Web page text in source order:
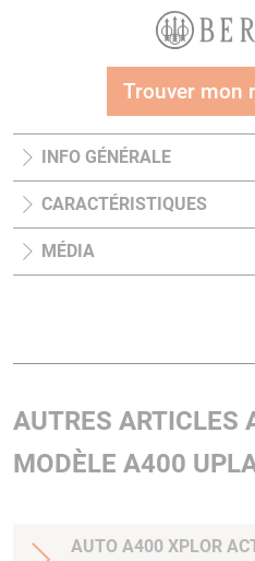
Trouver mon
INFO GÉNÉRALE
CARACTÉRISTIQUES
MÉDIA
AUTRES ARTICLES
MODÈLE A400
AUTO A400 XPLOR